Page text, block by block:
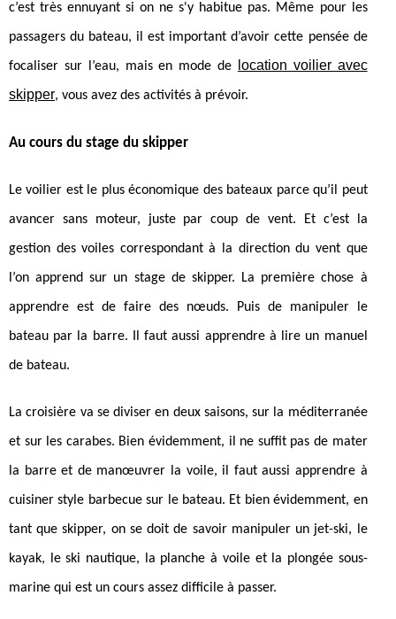
c’est très ennuyant si on ne s'y habitue pas. Même pour les
passagers du bateau, il est important d’avoir cette pensée de
focaliser sur l’eau, mais en mode de
location voilier avec
skipper, vous avez des activités à prévoir.
Au cours du stage du skipper
Le voilier est le plus économique des bateaux parce qu’il peut
avancer sans moteur, juste par coup de vent. Et c’est la
gestion des voiles correspondant à la direction du vent que
l’on apprend sur un stage de skipper. La première chose à
apprendre est de faire des nœuds. Puis de manipuler le
bateau par la barre. Il faut aussi apprendre à lire un manuel
de bateau.
La croisière va se diviser en deux saisons, sur la méditerranée
et sur les carabes. Bien évidemment, il ne suffit pas de mater
la barre et de manœuvrer la voile, il faut aussi apprendre à
cuisiner style barbecue sur le bateau. Et bien évidemment, en
tant que skipper, on se doit de savoir manipuler un jet-ski, le
kayak, le ski nautique, la planche à voile et la plongée sous-
marine qui est un cours assez difficile à passer.